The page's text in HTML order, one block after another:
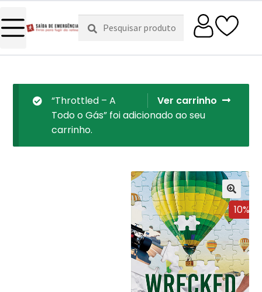
Pesquisar
por:
Pesquisa
Ver carrinho
“Throttled – A
Todo o Gás” foi adicionado ao seu
carrinho.
10%